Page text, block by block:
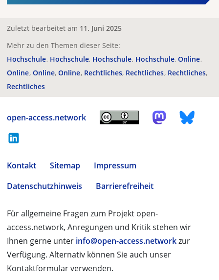
Zuletzt bearbeitet am 11. Juni 2025
Mehr zu den Themen dieser Seite:
Hochschule Hochschule Hochschule Hochschule Online
Online Online Online Rechtliches Rechtliches Rechtliches
Rechtliches
open-access.network
Kontakt Sitemap
Impressum
Datenschutzhinweis
Barrierefreiheit
Für allgemeine Fragen zum Projekt open-
access.network, Anregungen und Kritik stehen wir
Ihnen gerne unter info@open-access.networkzur
Verfügung. Alternativ können Sie auch unser
Kontaktformular verwenden.